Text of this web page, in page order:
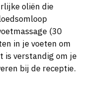
oliën die
(30
in je voeten om
is verstandig om je
bij de receptie.